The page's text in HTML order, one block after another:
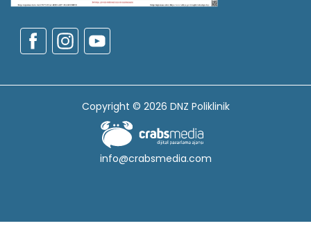
Copyright © 2026 DNZ Poliklinik
info@crabsmedia.com